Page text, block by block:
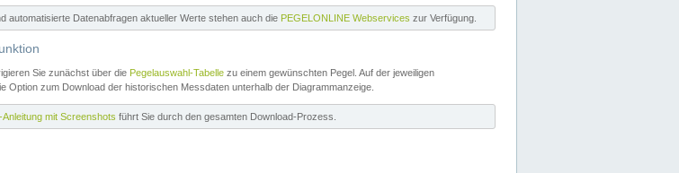
automatisierte Datenabfragen aktueller Werte stehen auch die PEGELONLINE Webservices zur Verfügung.
Sie zunächst über die Pegelauswahl-Tabelle zu einem gewünschten Pegel. Auf der jeweiligen
Option zum Download der historischen Messdaten unterhalb der Diagrammanzeige.
mit Screenshots führt Sie durch den gesamten Download-Prozess.